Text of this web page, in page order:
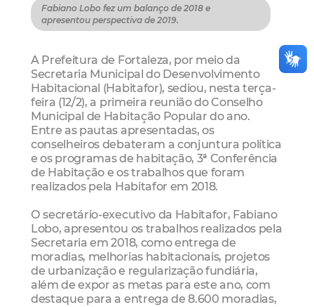
Fabiano Lobo fez um balanço de 2018 e
apresentou perspectiva de 2019.
A Prefeitura de Fortaleza, por meio da
Secretaria Municipal do Desenvolvimento
Habitacional (Habitafor), sediou, nesta terça-
feira (12/2), a primeira reunião do Conselho
Municipal de Habitação Popular do ano.
Entre as pautas apresentadas, os
conselheiros debateram a conjuntura política
e os programas de habitação, 3ª Conferência
de Habitação e os trabalhos que foram
realizados pela Habitafor em 2018.
O secretário-executivo da Habitafor, Fabiano
Lobo, apresentou os trabalhos realizados pela
Secretaria em 2018, como entrega de
moradias, melhorias habitacionais, projetos
de urbanização e regularização fundiária,
além de expor as metas para este ano, com
destaque para a entrega de 8.600 moradias,